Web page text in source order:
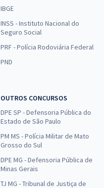
IBGE
INSS - Instituto Nacional do
Seguro Social
PRF - Polícia Rodoviária Federal
PND
OUTROS CONCURSOS
DPE SP - Defensoria Pública do
Estado de São Paulo
PM MS - Polícia Militar de Mato
Grosso do Sul
DPE MG - Defensoria Pública de
Minas Gerais
TJ MG - Tribunal de Justiça de